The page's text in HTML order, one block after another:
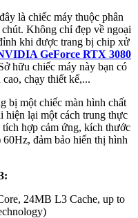
là chiếc máy thuộc phân
Không chỉ đẹp về ngoại
khi được trang bị chip xử
GeForce RTX 3080
hữu chiếc máy này bạn có
chạy thiết kế,...
bị một chiếc màn hình chất
hiện lại một cách trung thực
hợp cảm ứng, kích thước
đảm bảo hiển thị hình
24MB L3 Cache, up to